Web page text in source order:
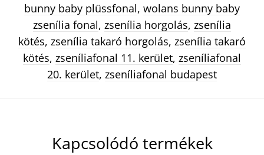
bunny baby plüssfonal, wolans bunny baby
zsenília fonal, zsenília horgolás, zsenília
kötés, zsenília takaró horgolás, zsenília takaró
kötés, zseníliafonal 11. kerület, zseníliafonal
20. kerület, zseníliafonal budapest
Kapcsolódó termékek